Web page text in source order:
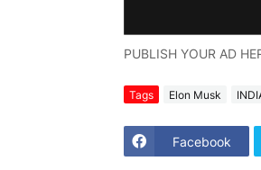
PUBLISH YOUR AD
Tags Elon Musk
Facebook